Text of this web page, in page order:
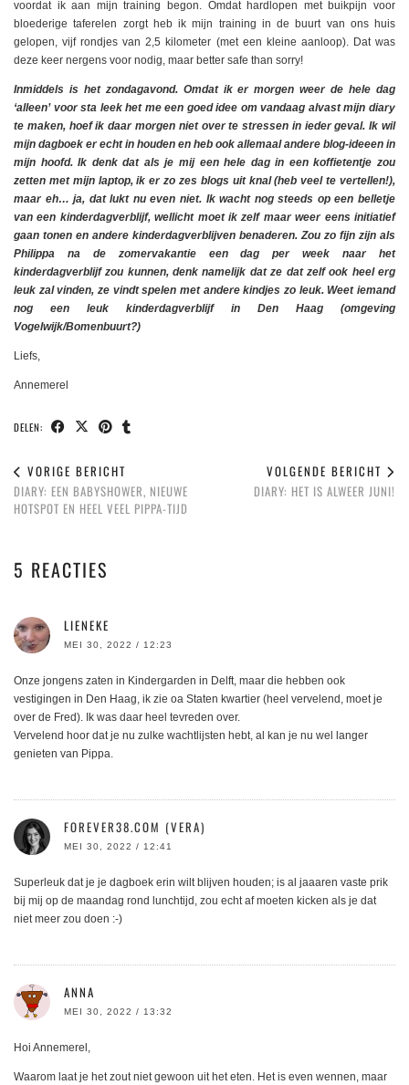
voordat ik aan mijn training begon. Omdat hardlopen met buikpijn voor
bloederige taferelen zorgt heb ik mijn training in de buurt van ons huis
gelopen, vijf rondjes van 2,5 kilometer (met een kleine aanloop). Dat was
deze keer nergens voor nodig, maar better safe than sorry!
Inmiddels is het zondagavond. Omdat ik er morgen weer de hele dag
‘alleen’ voor sta leek het me een goed idee om vandaag alvast mijn diary
te maken, hoef ik daar morgen niet over te stressen in ieder geval. Ik wil
mijn dagboek er echt in houden en heb ook allemaal andere blog-ideeen in
mijn hoofd. Ik denk dat als je mij een hele dag in een koffietentje zou
zetten met mijn laptop, ik er zo zes blogs uit knal (heb veel te vertellen!),
maar eh… ja, dat lukt nu even niet. Ik wacht nog steeds op een belletje
van een kinderdagverblijf, wellicht moet ik zelf maar weer eens initiatief
gaan tonen en andere kinderdagverblijven benaderen. Zou zo fijn zijn als
Philippa na de zomervakantie een dag per week naar het
kinderdagverblijf zou kunnen, denk namelijk dat ze dat zelf ook heel erg
leuk zal vinden, ze vindt spelen met andere kindjes zo leuk. Weet iemand
nog een leuk kinderdagverblijf in Den Haag (omgeving
Vogelwijk/Bomenbuurt?)
Liefs,
Annemerel
DELEN:
VORIGE BERICHT
DIARY: EEN BABYSHOWER, NIEUWE
HOTSPOT EN HEEL VEEL PIPPA-TIJD
VOLGENDE BERICHT
DIARY: HET IS ALWEER JUNI!
5 REACTIES
LIENEKE
MEI 30, 2022 / 12:23
Onze jongens zaten in Kindergarden in Delft, maar die hebben ook
vestigingen in Den Haag, ik zie oa Staten kwartier (heel vervelend, moet je
over de Fred). Ik was daar heel tevreden over.
Vervelend hoor dat je nu zulke wachtlijsten hebt, al kan je nu wel langer
genieten van Pippa.
FOREVER38.COM (VERA)
MEI 30, 2022 / 12:41
Superleuk dat je je dagboek erin wilt blijven houden; is al jaaaren vaste prik
bij mij op de maandag rond lunchtijd, zou echt af moeten kicken als je dat
niet meer zou doen :-)
ANNA
MEI 30, 2022 / 13:32
Hoi Annemerel,
Waarom laat je het zout niet gewoon uit het eten. Het is even wennen, maar